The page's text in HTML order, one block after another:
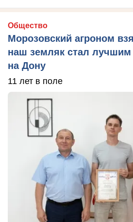
Общество
Морозовский агроном
наш земляк стал
на Дону
11 лет в поле